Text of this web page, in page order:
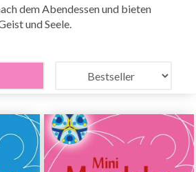
dem Abendessen und bieten
und Seele.